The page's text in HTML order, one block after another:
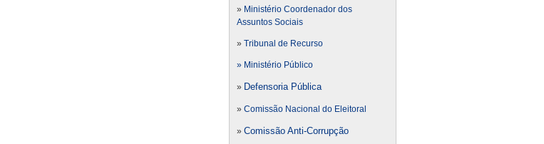
» Ministério Coordenador dos
Assuntos Sociais
» Tribunal de Recurso
» Ministério Público
» Defensoria Pública
» Comissão Nacional do Eleitoral
» Comissão Anti-Corrupção